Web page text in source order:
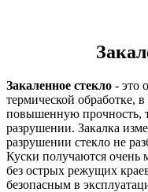
Закаленное стекло - это
термической обработке, в
повышенную прочность,
разрушении. Закалка
разрушении стекло не
Куски получаются очень
без острых режущих
безопасным в